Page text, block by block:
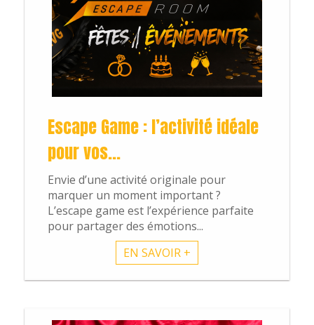
salle
box
Escape Game : l’activité idéale
pour vos...
Envie d’une activité originale pour
marquer un moment important ?
L’escape game est l’expérience parfaite
pour partager des émotions...
EN SAVOIR +